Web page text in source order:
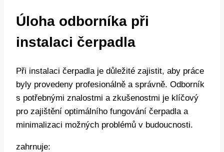
Úloha odborníka při
instalaci čerpadla
Při instalaci čerpadla je důležité zajistit, aby práce
byly provedeny profesionálně a správně. Odborník
s potřebnými znalostmi a zkušenostmi je klíčový
pro zajištění optimálního fungování čerpadla a
minimalizaci možných problémů v budoucnosti.
zahrnuje: